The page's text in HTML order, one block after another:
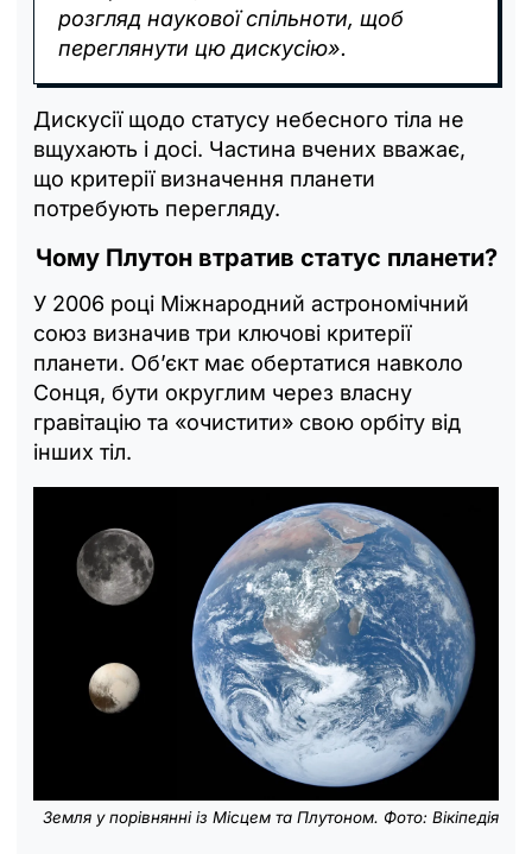
розгляд наукової спільноти, щоб
переглянути цю дискусію».
Дискусії щодо статусу небесного тіла не
вщухають і досі. Частина вчених вважає,
що критерії визначення планети
потребують перегляду.
Чому Плутон втратив статус планети?
У 2006 році Міжнародний астрономічний
союз визначив три ключові критерії
планети. Об’єкт має обертатися навколо
Сонця, бути округлим через власну
гравітацію та «очистити» свою орбіту від
інших тіл.
Земля у порівнянні із Місцем та Плутоном. Фото: Вікіпедія